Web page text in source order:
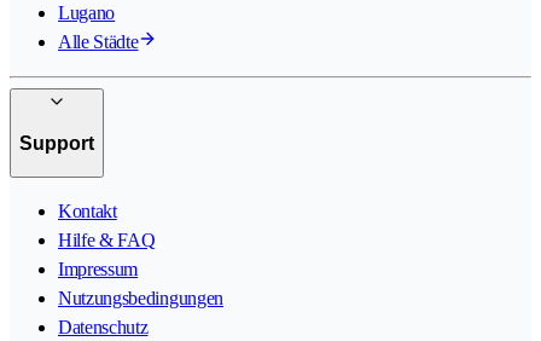
Lugano
Alle Städte
Support
Kontakt
Hilfe & FAQ
Impressum
Nutzungsbedingungen
Datenschutz